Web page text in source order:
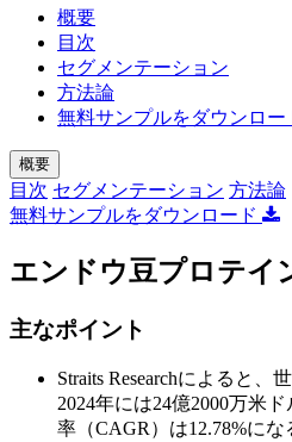
概要
目次
セグメンテーション
方法論
無料サンプルをダウンロー
概要
目次 セグメンテーション 方法論
無料サンプルをダウンロード
エンドウ豆プロテイ
主なポイント
Straits Researchによると、
2024年には24億2000万米
率（CAGR）は12.78%にな